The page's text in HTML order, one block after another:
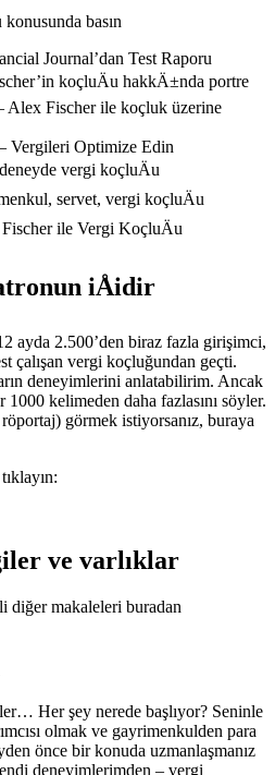
basın
Journal’dan Test Raporu
koçluÄu hakkÄ±nda portre
Alex Fischer ile koçluk üzerine
Vergileri Optimize Edin
vergi koçluÄu
servet, vergi koçluÄu
ile Vergi KoçluÄu
iÅidir
ayda 2.500’den biraz fazla girişimci,
çalışan vergi koçluğundan geçti.
deneyimlerini anlatabilirim. Ancak
kelimeden daha fazlasını söyler.
görmek istiyorsanız, buraya
ve varlıklar
makaleleri buradan
Her şey nerede başlıyor? Seninle
olmak ve gayrimenkulden para
önce bir konuda uzmanlaşmanız
deneyimlerimden – vergi